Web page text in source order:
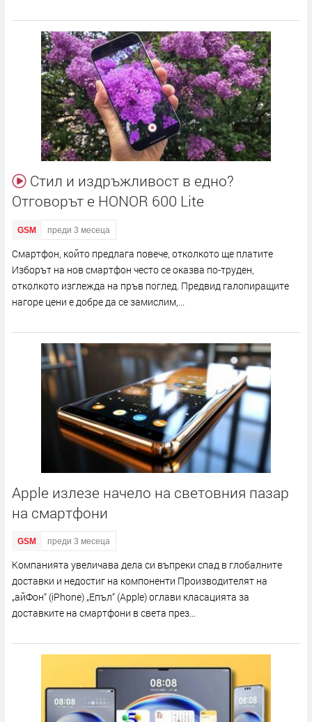
Стил и издръжливост в едно?
Отговорът е HONOR 600 Lite
GSM преди 3 месеца
Смартфон, който предлага повече, отколкото ще платите
Изборът на нов смартфон често се оказва по-труден,
отколкото изглежда на пръв поглед. Предвид галопиращите
нагоре цени е добре да се замислим,...
Apple излезе начело на световния пазар
на смартфони
GSM преди 3 месеца
Компанията увеличава дела си въпреки спад в глобалните
доставки и недостиг на компоненти Производителят на
„айФон“ (iPhone) „Епъл“ (Apple) оглави класацията за
доставките на смартфони в света през...